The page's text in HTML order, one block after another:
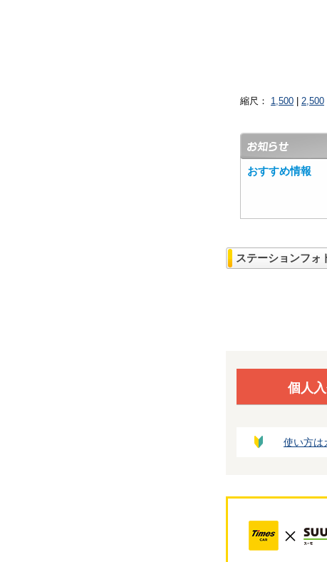
縮尺： 1,500 2,500
おすすめ情報
ステーションフォ
個人
使い方は